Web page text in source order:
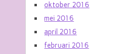
oktober 2016
mei 2016
april 2016
februari 2016